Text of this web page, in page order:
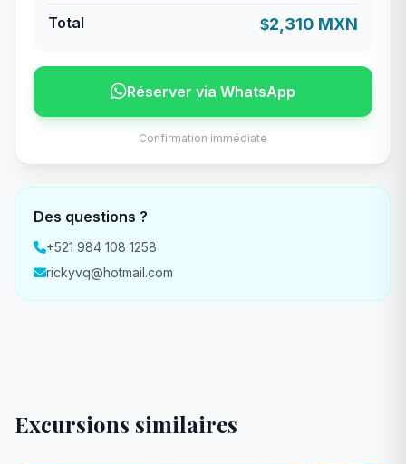
Total $2,310 MXN
Réserver via WhatsApp
Confirmation immédiate
Des questions ?
+521 984 108 1258
rickyvq@hotmail.com
Excursions similaires